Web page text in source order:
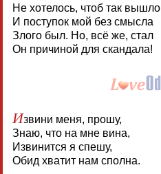
Не хотелось, чтоб так вышло
И поступок мой без смысла
Злого был. Но, всё же, стал
Он причиной для скандала!
Извини меня, прошу,
Знаю, что на мне вина,
Извинится я спешу,
Обид хватит нам сполна.